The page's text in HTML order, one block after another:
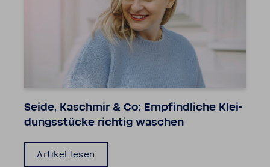
Seide, Kaschmir & Co: Empfind­liche Klei­
dungs­stücke richtig waschen
Artikel lesen